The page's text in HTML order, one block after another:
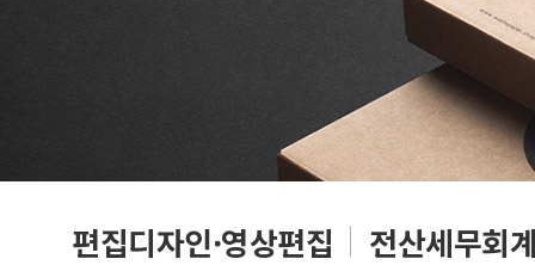
편집디자인·영상편집 전산세무회